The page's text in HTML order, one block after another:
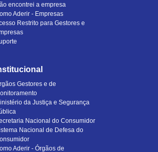
encontrei a empresa
Aderir - Empresas
Restrito para Gestores e
Gestores e de
da Justiça e Segurança
Nacional do Consumidor
Nacional de Defesa do
Aderir - Órgãos de